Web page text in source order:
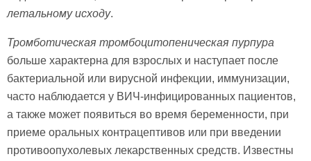
летальному исходу.
Тромботическая тромбоцитопеническая пурпура
больше характерна для взрослых и наступает после
бактериальной или вирусной инфекции, иммунизации,
часто наблюдается у ВИЧ-инфицированных пациентов,
а также может появиться во время беременности, при
приеме оральных контрацептивов или при введении
противоопухолевых лекарственных средств. Известны